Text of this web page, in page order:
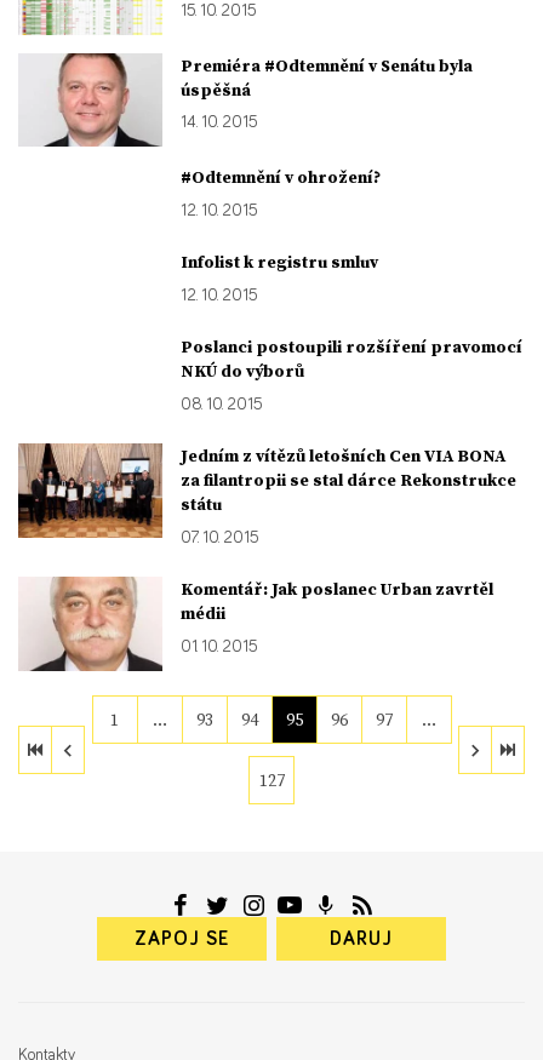
15. 10. 2015
Premiéra #Odtemnění v Senátu byla
úspěšná
14. 10. 2015
#Odtemnění v ohrožení?
12. 10. 2015
Infolist k registru smluv
12. 10. 2015
Poslanci postoupili rozšíření pravomocí
NKÚ do výborů
08. 10. 2015
Jedním z vítězů letošních Cen VIA BONA
za filantropii se stal dárce Rekonstrukce
státu
07. 10. 2015
Komentář: Jak poslanec Urban zavrtěl
médii
01. 10. 2015
1 … 93 94 95 96 97 …
127
ZAPOJ SE DARUJ
Kontakty